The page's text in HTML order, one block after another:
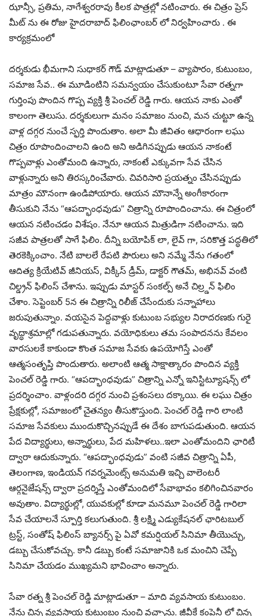
ఝాన్సీ, ప్రతిమ, నాగేశ్వరరావు కీలక పాత్రల్లో నటించారు. ఈ చిత్రం ప్రెస్
మీట్ ను ఈ రోజు హైదరాబాద్ ఫిలింఛాంబర్ లో నిర్వహించారు . ఈ
కార్యక్రమంలో
దర్శకుడు భీమగాని సుధాకర్ గౌడ్ మాట్లాడుతూ – వ్యాపారం, కుటుంబం,
సమాజ సేవ.. ఈ మూడింటిని సమన్వయం చేసుకుంటూ సేవా రత్నగా
గుర్తింపు పొందిన గొప్ప వ్యక్తి శ్రీ పెంచల్ రెడ్డి గారు. ఆయన నాకు ఎంతో
కాలంగా తెలుసు. దర్శకులుగా మనం సమాజం నుంచి, మన చుట్టూ ఉన్న
వాళ్ల దగ్గర నుంచే స్ఫర్తి పొందుతాం. అలా మీ జీవితం ఆధారంగా లఘు
చిత్రం రూపొందించాలని ఉంది అని అడిగినప్పుడు ఆయన నాకంటే
గొప్పవాళ్లు ఎంతోమంది ఉన్నారు, నాకంటే ఎక్కువగా సేవ చేసిన
వాళ్లున్నారు అని తిరస్కరించేవారు. చివరిసారి ప్రయత్నం చేసినప్పుడు
మాత్రం మౌనంగా ఉండిపోయారు. ఆయన మౌనాన్నే అంగీకారంగా
తీసుకుని నేను “ఆపద్భాంధవుడు” చిత్రాన్ని రూపొందించాను. ఈ చిత్రంలో
ఆయన నటించడం విశేషం. నేనూ ఆయన మిత్రుడిగా నటించాను. ఇది
సజీవ పాత్రలతో సాగే ఫిలిం. దీన్ని బయోపిక్ లా, లైవ్ గా, సరికొత్త పద్ధతిలో
తెరకెక్కించాం. నేటి బాలలే రేపటి పౌరులు అని నమ్మే నేను గతంలో
ఆదిత్య క్రియేటివ్ జీనియస్, విక్కీస్ డ్రీమ్, డాక్టర్ గౌతమ్, అభినవ్ వంటి
చిల్డ్రన్ ఫిలింస్ చేశాను. ఇప్పుడు మాస్టర్ సంకల్ప్ అనే చిల్ర్డన్ ఫిలిం
చేశాం. సెప్టెంబర్ 5న ఈ చిత్రాన్ని రిలీజ్ చేసేందుకు సన్నాహాలు
జరుపుతున్నాం. వయసైన పెద్దవాళ్లు కుటుంబ సభ్యుల నిరాదరణకు గురై
వృద్ధాశ్రమాల్లో గడుపతున్నారు. వయోధికులు తమ సంపాదనను కేవలం
వారసులకే కాకుండా కొంత సమాజ సేవకు ఉపయోగిస్తే ఎంతో
ఆత్మసంతృప్తి పొందుతారు. అలాంటి ఆత్మ సాక్షాత్కారం పొందిన వ్యక్తి
పెంచల్ రెడ్డి గారు. “ఆపద్భాంధవుడు” చిత్రాన్ని ఎన్నో ఇనిస్టిట్యూషన్స్ లో
ప్రదర్శించాం. వాళ్లందరి దగ్గర నుంచి ప్రశంసలు దక్కాయి. ఈ లఘు చిత్రం
ప్రేక్షకుల్లో, సమాజంలో చైతన్యం తీసుకొస్తుంది. పెంచల్ రెడ్డి గారి లాంటి
సమాజ సేవకులు ముందుకొచ్చినప్పుడే ఈ దేశం బాగుపడుతుంది. ఆయన
పేద విద్యార్థులు, అన్నార్థులు, పేద మహిళలు..ఇలా ఎంతోమందిని ఛారిటీ
ద్వారా ఆదుకున్నారు. “ఆపద్భాంధవుడు” వంటి సజీవ చిత్రాన్ని ఏపీ,
తెలంగాణ, ఇండియన్ గవర్నమెంట్స్ అనుమతి ఇచ్చి వాలెంటరీ
ఆర్గనైజేషన్స్ ద్వారా ప్రదర్శిస్తే ఎంతోమందిలో సేవాభావం కలిగించినవారం
అవుతాం. విద్యార్థుల్లో, యువకుల్లో కూడా మనమూ పెంచల్ రెడ్డి గారిలా
సేవ చేయాలనే స్పూర్తి కలుగుతుంది. శ్రీ లక్ష్మి ఎడ్యుకేషనల్ ఛారిటబుల్
ట్రస్ట్, సంతోష్ ఫిలింస్ బ్యానర్స్ పై ఏవో కమర్షియల్ సినిమా తీయొచ్చు,
డబ్బు చేసుకోవచ్చు. కానీ డబ్బు కంటే సమాజానికి ఒక మంచిని చెప్పే
సినిమా చేయడం ముఖ్యమని భావించాం అన్నారు.
సేవా రత్న శ్రీ పెంచల్ రెడ్డి మాట్లాడుతూ – మాది వ్యవసాయ కుటుంబం.
నేను చిన్న వ్యవసాయ కుటుంబం నుంచి వచ్చాను. జీవీకే కంపెనీ లో చిన్న